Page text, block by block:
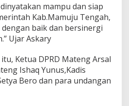
mampu dan siap
Kab.Mamuju Tengah,
baik dan bersinergi
Ujar Askary
Ketua DPRD Mateng Arsal
Ishaq Yunus,Kadis
Bero dan para undangan